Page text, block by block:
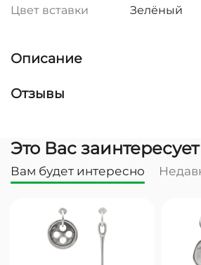
Цвет вставки
Зелёный
Описание
Отзывы
Это Вас заинтересует
Вам будет интересно